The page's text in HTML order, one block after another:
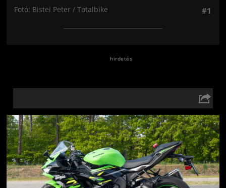
Fotó: Bistei Peter / Totalbike #1
Jön még kép!